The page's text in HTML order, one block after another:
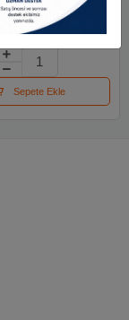
Sepete Ekle